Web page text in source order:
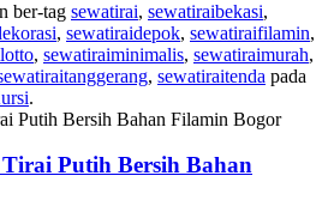
ber-tag sewatirai, sewatiraibekasi,
, sewatiraidepok, sewatiraifilamin,
, sewatiraiminimalis, sewatiraimurah,
, sewatiraitenda pada
.
Tirai Putih Bersih Bahan